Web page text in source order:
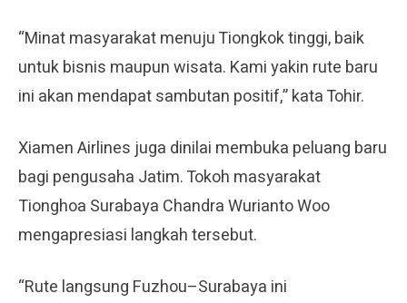
“Minat masyarakat menuju Tiongkok tinggi, baik
untuk bisnis maupun wisata. Kami yakin rute baru
ini akan mendapat sambutan positif,” kata Tohir.
Xiamen Airlines juga dinilai membuka peluang baru
bagi pengusaha Jatim. Tokoh masyarakat
Tionghoa Surabaya Chandra Wurianto Woo
mengapresiasi langkah tersebut.
“Rute langsung Fuzhou–Surabaya ini